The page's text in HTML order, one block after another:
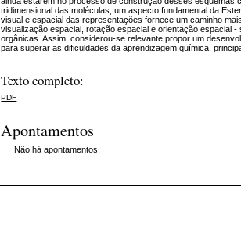
tridimensional das moléculas, um aspecto fundamental da
visual e espacial das representações fornece um caminho
visualização espacial, rotação espacial e orientação espacial
orgânicas. Assim, considerou-se relevante propor um
para superar as dificuldades da aprendizagem química,
Texto completo:
PDF
Apontamentos
Não há apontamentos.